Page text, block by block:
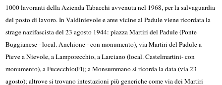
1000 lavoranti della Azienda Tabacchi avvenuta nel 1968, per la salvaguardia
del posto di lavoro. In Valdinievole e aree vicine al Padule viene ricordata la
strage nazifascista del 23 agosto 1944: piazza Martiri del Padule (Ponte
Buggianese - local. Anchione - con monumento), via Martiri del Padule a
Pieve a Nievole, a Lamporecchio, a Larciano (local. Castelmartini- con
monumento), a Fucecchio(FI); a Monsummano si ricorda la data (via 23
agosto); altrove si trovano intestazioni più generiche come via dei Martiri